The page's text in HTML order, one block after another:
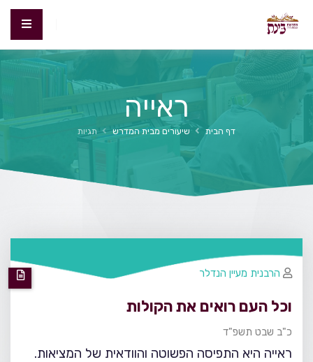
ראייה
דף הבית שיעורים מבית המדרש תגיות
וכל העם רואים את הקולות
כ"ב שבט תשפ"ד
ראייה היא התפיסה הפשוטה והוודאית של המציאות.
הרבנית מעיין הנדלר